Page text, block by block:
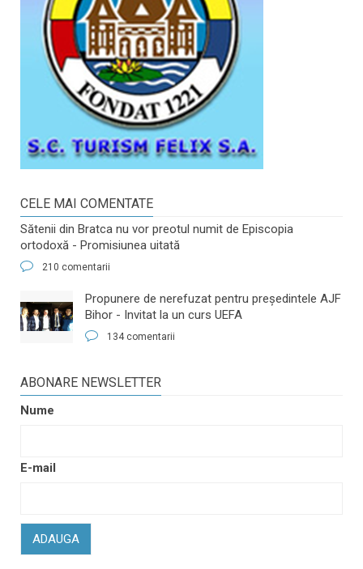
CELE MAI COMENTATE
Sătenii din Bratca nu vor preotul numit de Episcopia
ortodoxă - Promisiunea uitată
210 comentarii
​Propunere de nerefuzat pentru preşedintele AJF
Bihor - Invitat la un curs UEFA
134 comentarii
ABONARE NEWSLETTER
Nume
E-mail
ADAUGA